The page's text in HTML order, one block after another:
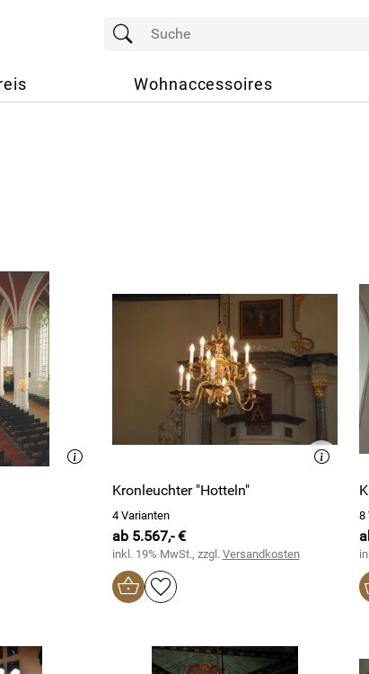
Wohnaccessoires
Kronleuchter "Hotteln"
4 Varianten
ab 5.567,- €
inkl. 19% MwSt., zzgl. Versandkosten
8